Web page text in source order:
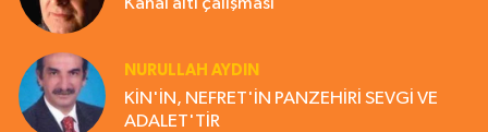
Kanal altı çalışması
NURULLAH AYDIN
KİN'İN, NEFRET'İN PANZEHİRİ SEVGİ VE
ADALET'TİR